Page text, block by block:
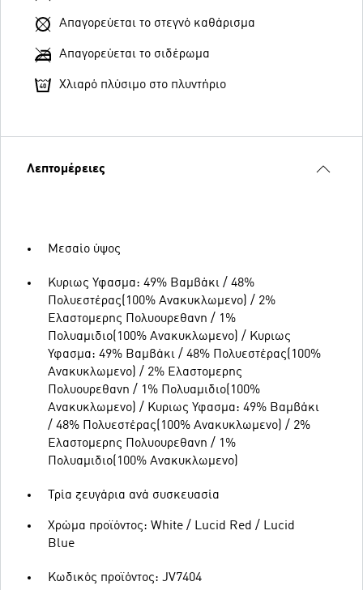
Απαγορεύεται το στεγνό καθάρισμα
Απαγορεύεται το σιδέρωμα
Χλιαρό πλύσιμο στο πλυντήριο
Λεπτομέρειες
Μεσαίο ύψος
Κυριως Υφασμα: 49% Βαμβάκι / 48%
Πολυεστέρας(100% Ανακυκλωμενο) / 2%
Ελαστομερης Πολυουρεθανη / 1%
Πολυαμιδιο(100% Ανακυκλωμενο) / Κυριως
Υφασμα: 49% Βαμβάκι / 48% Πολυεστέρας(100%
Ανακυκλωμενο) / 2% Ελαστομερης
Πολυουρεθανη / 1% Πολυαμιδιο(100%
Ανακυκλωμενο) / Κυριως Υφασμα: 49% Βαμβάκι
/ 48% Πολυεστέρας(100% Ανακυκλωμενο) / 2%
Ελαστομερης Πολυουρεθανη / 1%
Πολυαμιδιο(100% Ανακυκλωμενο)
Τρία ζευγάρια ανά συσκευασία
Χρώμα προϊόντος: White / Lucid Red / Lucid
Blue
Κωδικός προϊόντος: JV7404